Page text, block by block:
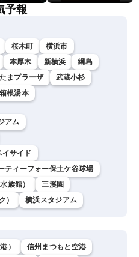
予報
桜木町
横浜市
本厚木 新横浜
綱島
たまプラーザ
武蔵小杉
箱根湯本
アム
サイド
ティーフォー保土ケ谷球場
族館）
三溪園
）
横浜スタジアム
）
信州まつもと空港